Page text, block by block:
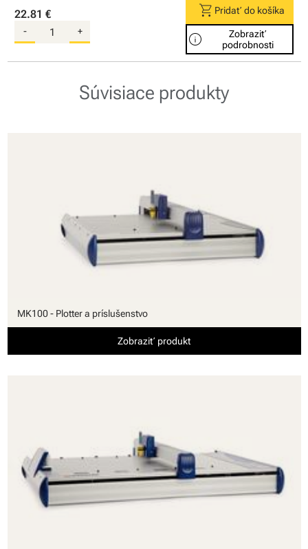
22.81 €
- +
shopping_cart Pridať do košíka
info
Zobraziť
podrobnosti
Súvisiace produkty
MK100 - Plotter a príslušenstvo
Zobraziť produkt